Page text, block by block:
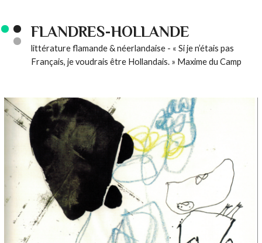
FLANDRES-HOLLANDE
littérature flamande & néerlandaise - « Si je n’étais pas
Français, je voudrais être Hollandais. » Maxime du Camp